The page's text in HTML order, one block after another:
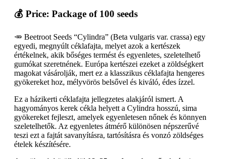
💰 Price: Package of 100 seeds
🥕 Beetroot Seeds “Cylindra” (Beta vulgaris var. crassa) egy
egyedi, megnyúlt céklafajta, melyet azok a kertészek
értékelnek, akik bőséges termést és egyenletes, szeletelhető
gumókat szeretnének. Európa kertészei ezeket a zöldségkert
magokat vásárolják, mert ez a klasszikus céklafajta hengeres
gyökereket hoz, mélyvörös belsővel és kiváló, édes ízzel.
Ez a házikerti céklafajta jellegzetes alakjáról ismert. A
hagyományos kerek cékla helyett a Cylindra hosszú, sima
gyökereket fejleszt, amelyek egyenletesen nőnek és könnyen
szeletelhetők. Az egyenletes átmérő különösen népszerűvé
teszi ezt a fajtát savanyításra, tartósításra és vonzó zöldséges
ételek készítésére.